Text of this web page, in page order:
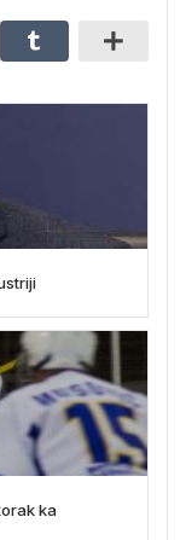
ka